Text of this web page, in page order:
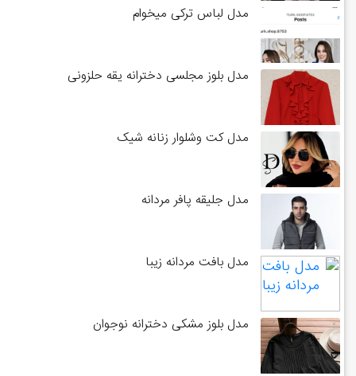
مدل لباس ترکی میخوام
مدل بلوز مجلسی دخترانه یقه حلزونی
مدل کت وشلوار زنانه شیک
مدل جلیقه پافر مردانه
مدل بافت مردانه زیبا
مدل بلوز مشکی دخترانه نوجوان